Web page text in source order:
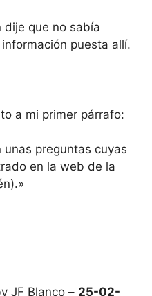
dije que no sabía
puesta allí.
a mi primer párrafo:
preguntas cuyas
en la web de la
JF Blanco – 25-02-